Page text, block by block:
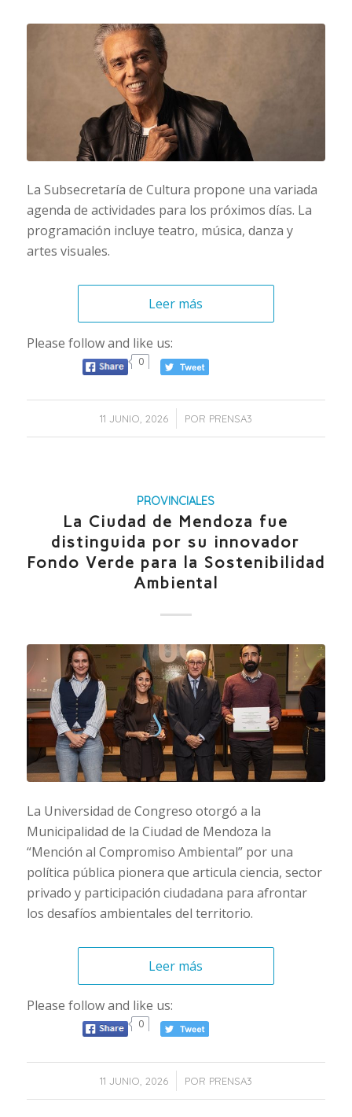
La Subsecretaría de Cultura propone una variada
agenda de actividades para los próximos días. La
programación incluye teatro, música, danza y
artes visuales.
Leer más
Please follow and like us:
0
11 JUNIO, 2026
/ POR PRENSA3
PROVINCIALES
La Ciudad de Mendoza fue
distinguida por su innovador
Fondo Verde para la Sostenibilidad
Ambiental
La Universidad de Congreso otorgó a la
Municipalidad de la Ciudad de Mendoza la
“Mención al Compromiso Ambiental” por una
política pública pionera que articula ciencia, sector
privado y participación ciudadana para afrontar
los desafíos ambientales del territorio.
Leer más
Please follow and like us:
0
11 JUNIO, 2026
/ POR PRENSA3